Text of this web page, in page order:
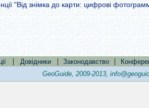
"Від знімка до карти: цифрові
| Довідники | Законодавство |
GeoGuide, 2009-2013,